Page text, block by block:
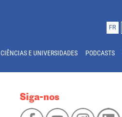
FR
CIÊNCIAS E UNIVERSIDADES PODCASTS
Siga-nos